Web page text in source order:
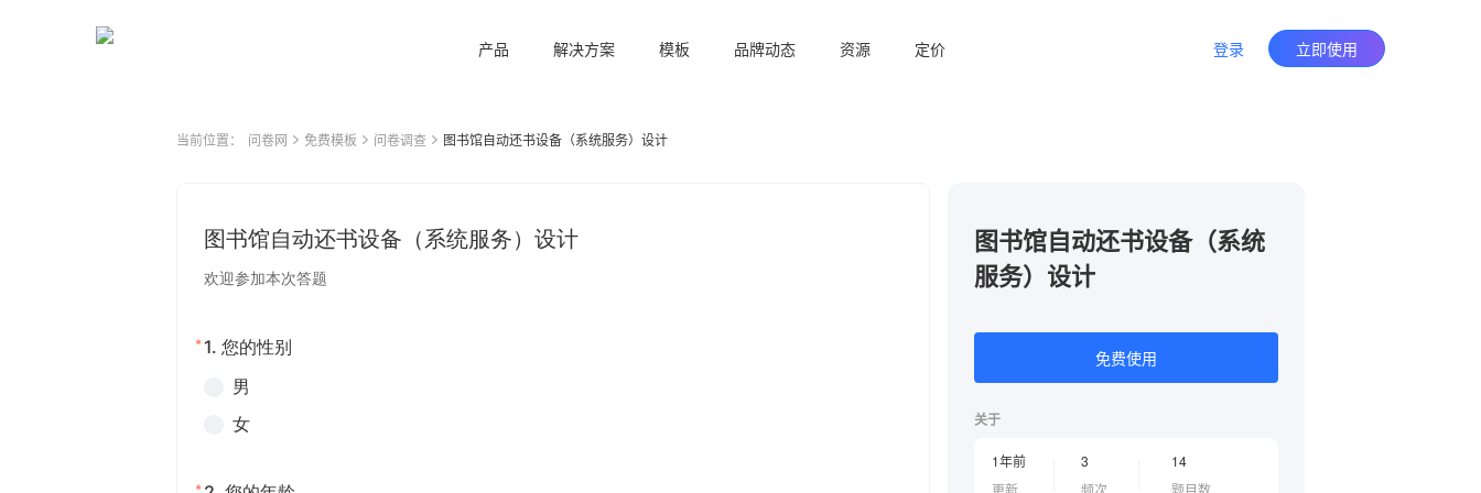
产品 解决方案 模板 品牌动态 资源 定价 登录 立即使用
当前位置： 问卷网 免费模板 问卷调查 图书馆自动还书设备（系统服务）设计
图书馆自动还书设备（系统
服务）设计
免费使用
关于
1年前
更新
3
频次
14
题目数